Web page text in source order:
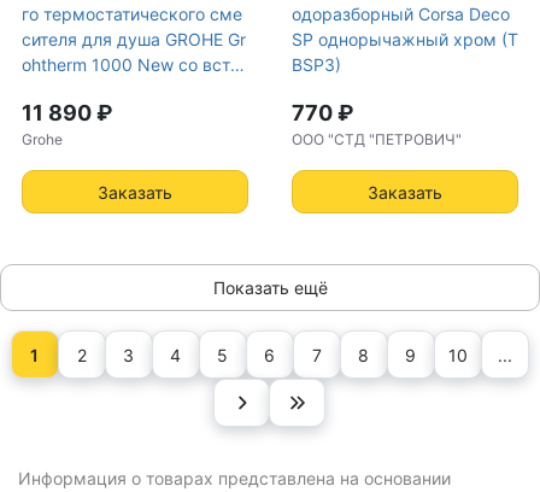
го термостатического сме
сителя для душа GROHE Gr
ohtherm 1000 New со встр
хром (19985000)
11 890 ₽
Grohe
Заказать
одоразборный Corsa Deco
SP однорычажный хром (T
BSP3)
770 ₽
ООО "СТД "ПЕТРОВИЧ"
Заказать
Показать ещё
1 2 3 4 5 6 7 8 9 10 ...
Информация о товарах представлена на основании